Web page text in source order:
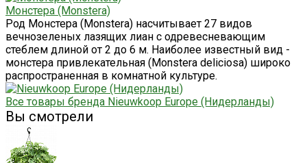
Монстера (Monstera)
Род Монстера (Monstera) насчитывает 27 видов
вечнозеленых лазящих лиан с одревесневающим
стеблем длиной от 2 до 6 м. Наиболее известный вид -
монстера привлекательная (Monstera deliciosa) широко
распространенная в комнатной культуре.
Все товары бренда Nieuwkoop Europe (Нидерланды)
Вы смотрели